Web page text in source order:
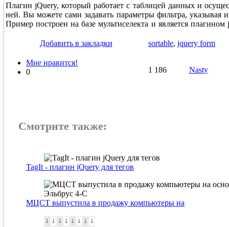
Плагин jQuery, который работает с таблицей данных и
ней. Вы можете сами задавать параметры фильтра, указывая
Пример построен на базе мультиселекта и является
Добавить в закладки sortable, jquery form
Мне нравится!
0
1 186 Nasty
Смотрите также:
TagIt - плагин jQuery для тегов
МЦСТ выпустила в продажу компьютеры на